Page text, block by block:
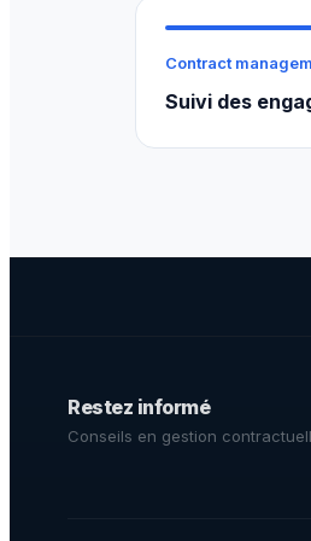
Contract
Suivi des
Restez informé
Conseils en gestion